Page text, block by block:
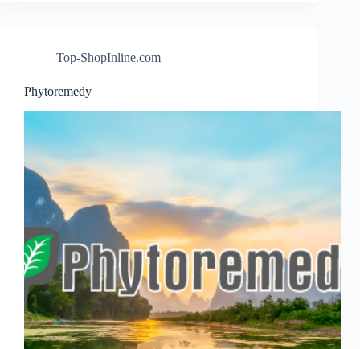
Top-ShopInline.com
Phytoremedy